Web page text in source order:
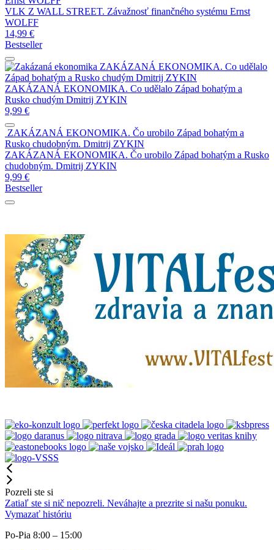
VLK Z WALL STREET. Závažnosť finančného systému Ernst
WOLFF
14,99 €
Bestseller
ZAKÁZANÁ EKONOMIKA. Co udělalo
Západ bohatým a Rusko chudým Dmitrij ZYKIN
ZAKÁZANÁ EKONOMIKA. Co udělalo Západ bohatým a
Rusko chudým Dmitrij ZYKIN
9,99 €
ZAKÁZANÁ EKONOMIKA. Čo urobilo Západ bohatým a
Rusko chudobným. Dmitrij ZYKIN
ZAKÁZANÁ EKONOMIKA. Čo urobilo Západ bohatým a Rusko
chudobným. Dmitrij ZYKIN
9,99 €
Bestseller
Pozreli ste si
Zatiaľ ste si nič nepozreli. Neváhajte a prezrite si našu ponuku.
Vymazať históriu
Po-Pia 8:00 – 15:00